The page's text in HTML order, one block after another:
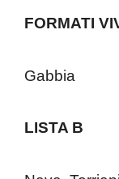
FORMATI
Gabbia
LISTA B